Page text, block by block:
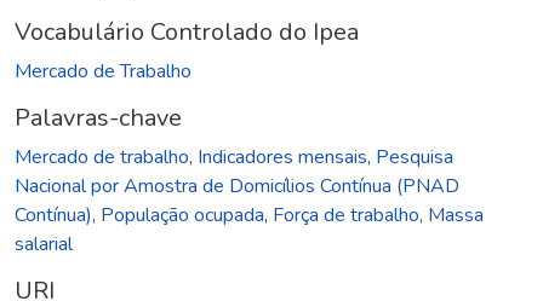
Vocabulário Controlado do Ipea
Mercado de Trabalho
Palavras-chave
Mercado de trabalho, Indicadores mensais, Pesquisa
Nacional por Amostra de Domicílios Contínua (PNAD
Contínua), População ocupada, Força de trabalho, Massa
salarial
URI